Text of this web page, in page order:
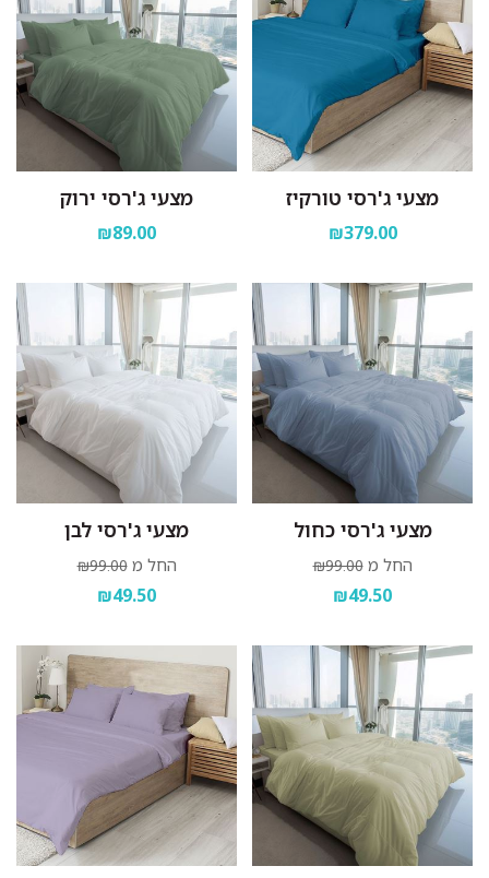
מצעי ג'רסי טורקיז
₪379.00
מצעי ג'רסי ירוק
₪89.00
מצעי ג'רסי כחול
החל מ ₪99.00
₪49.50
מצעי ג'רסי לבן
החל מ ₪99.00
₪49.50